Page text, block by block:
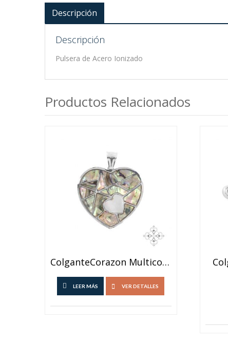
Descripción
Descripción
Pulsera de Acero Ionizado
Productos Relacionados
ColganteCorazon Multicolor
LEER MÁS VER DETALLES